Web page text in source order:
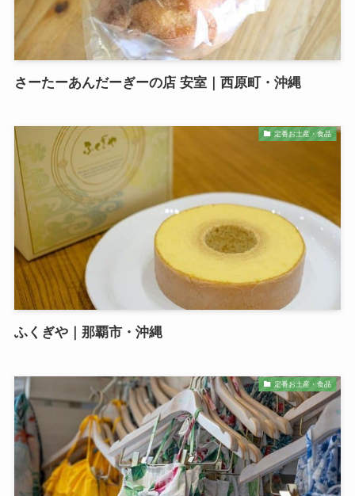
さーたーあんだーぎーの店 安室｜西原町・沖縄
定番お土産・食品
ふくぎや｜那覇市・沖縄
定番お土産・食品